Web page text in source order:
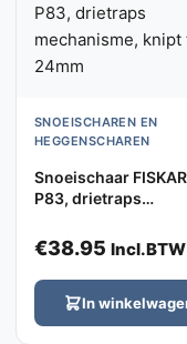
SNOEISCHAREN EN
HEGGENSCHAREN
Snoeischaar
P83, drietraps
24mm
€38.95 Incl.BTW
In